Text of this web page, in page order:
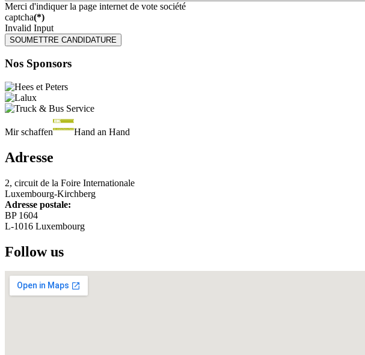
Merci d'indiquer la page internet de vote société
captcha(*)
Invalid Input
SOUMETTRE CANDIDATURE
Nos Sponsors
Mir schaffen Hand an Hand
Adresse
2, circuit de la Foire Internationale
Luxembourg-Kirchberg
Adresse postale:
BP 1604
L-1016 Luxembourg
Follow us